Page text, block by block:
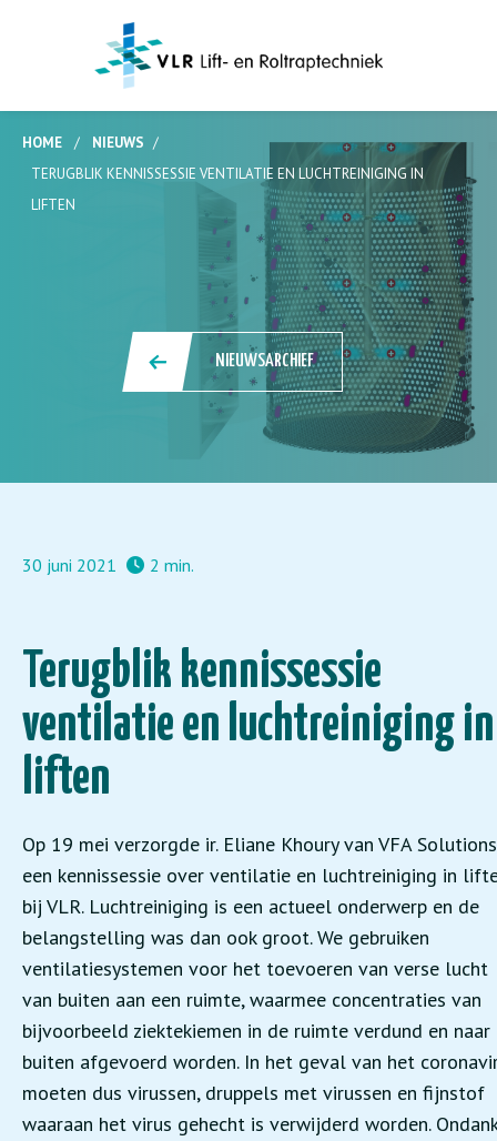
HOME / NIEUWS /
TERUGBLIK KENNISSESSIE VENTILATIE EN LUCHTREINIGING IN
LIFTEN
NIEUWSARCHIEF
30 juni 2021 2 min.
Terugblik kennissessie
ventilatie en luchtreiniging in
liften
Op 19 mei verzorgde ir. Eliane Khoury van VFA Solutions
een kennissessie over ventilatie en luchtreiniging in
bij VLR. Luchtreiniging is een actueel onderwerp en de
belangstelling was dan ook groot. We gebruiken
ventilatiesystemen voor het toevoeren van verse lucht
van buiten aan een ruimte, waarmee concentraties van
bijvoorbeeld ziektekiemen in de ruimte verdund en naar
buiten afgevoerd worden. In het geval van het
moeten dus virussen, druppels met virussen en fijnstof
waaraan het virus gehecht is verwijderd worden.